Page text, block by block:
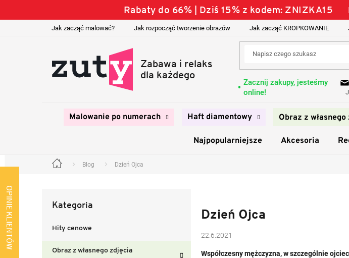
OPINIE KLIENTÓW
Rabaty do 66% | Dziś 15% z kodem: ZNIZKA15
Jak zacząć malować? Jak rozpocząć tworzenie obrazów Jak zacząć KROPKOWANIE
Zacznij zakupy, jesteśmy
online!
Malowanie po numerach Haft diamentowy Obraz z
Najpopularniejsze Akcesoria
Home Blog Dzień Ojca
kategorie
Kategoria
Hity cenowe
Obraz z własnego zdjęcia
Dzień Ojca
22.6.2021
Współczesny mężczyzna, w szczególnie